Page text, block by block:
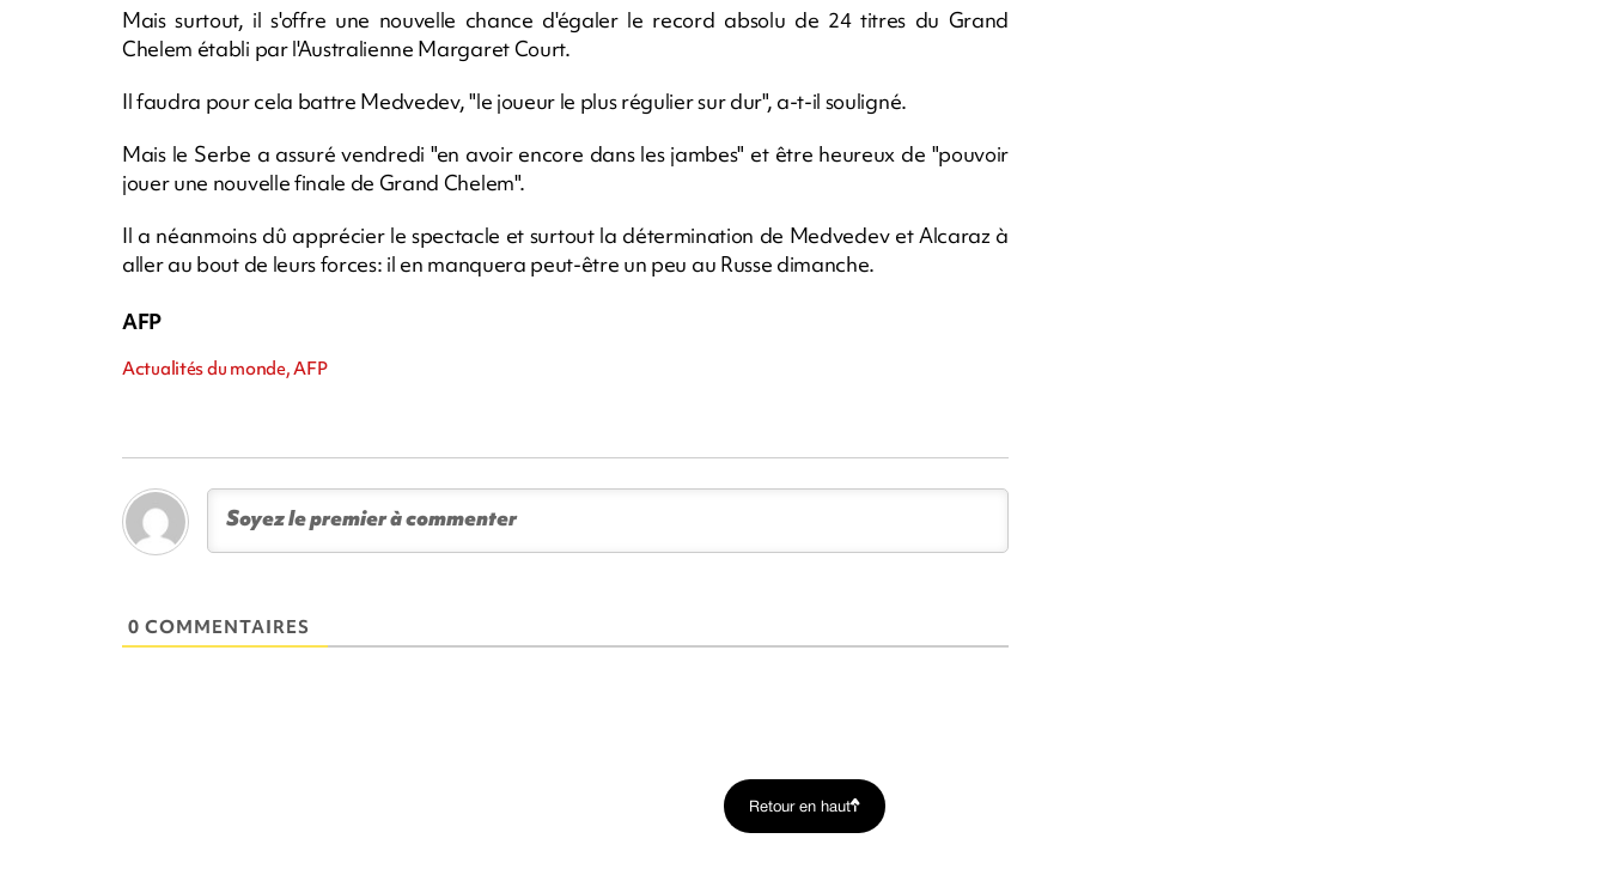
Mais surtout, il s'offre une nouvelle chance d'égaler le record absolu de 24 titres du Grand
Chelem établi par l'Australienne Margaret Court.
Il faudra pour cela battre Medvedev, "le joueur le plus régulier sur dur", a-t-il souligné.
Mais le Serbe a assuré vendredi "en avoir encore dans les jambes" et être heureux de "pouvoir
jouer une nouvelle finale de Grand Chelem".
Il a néanmoins dû apprécier le spectacle et surtout la détermination de Medvedev et Alcaraz à
aller au bout de leurs forces: il en manquera peut-être un peu au Russe dimanche.
AFP
Actualités du monde, AFP
0 COMMENTAIRES
Retour en haut